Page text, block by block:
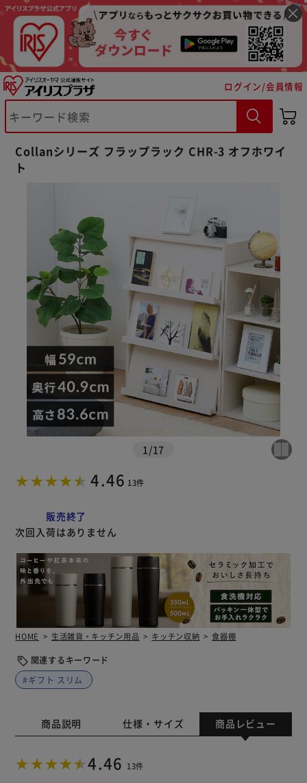
ログイン/会員情報
Collanシリーズ フラップラック CHR-3 オフホワイ
ト
1 /17
4.46 13件
販売終了
次回入荷はありません
HOME 生活雑貨・キッチン用品 キッチン収納 食器棚
関連するキーワード
#ギフト スリム
商品説明 仕様・サイズ 商品レビュー
4.46 13件
※ご確認ください
カートに入れる 購入手続きへ